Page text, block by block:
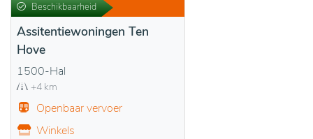
Beschikbaarheid
Assitentiewoningen Ten
Hove
1500-Hal
+4 km
Openbaar vervoer
Winkels